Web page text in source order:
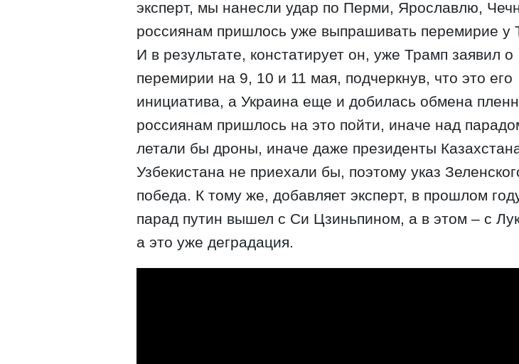
эксперт, мы нанесли удар по Перми, Ярославлю,
россиянам пришлось уже выпрашивать перемирие у
И в результате, констатирует он, уже Трамп заявил о
перемирии на 9, 10 и 11 мая, подчеркнув, что это его
инициатива, а Украина еще и добилась обмена
россиянам пришлось на это пойти, иначе над
летали бы дроны, иначе даже президенты
Узбекистана не приехали бы, поэтому указ
победа. К тому же, добавляет эксперт, в прошлом
парад путин вышел с Си Цзиньпином, а в этом – с
а это уже деградация.